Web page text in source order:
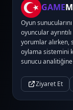
GAME
Oyun
oyuncular
yorumlar alırken,
oylama sistemini
sunucu
Ziyaret Et